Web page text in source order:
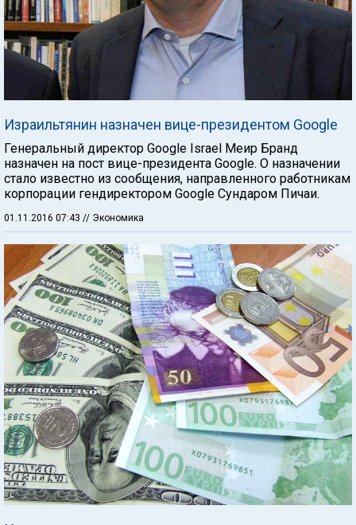
Израильтянин назначен вице-президентом Google
Генеральный директор Google Israel Меир Бранд
назначен на пост вице-президента Google. О назначении
стало известно из сообщения, направленного работникам
корпорации гендиректором Google Сундаром Пичаи.
01.11.2016 07:43 // Экономика